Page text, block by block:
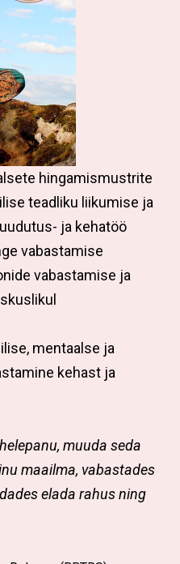
hingamismustrite
teadliku liikumise ja
ja kehatöö
vabastamise
vabastamise ja
mentaalse ja
kehast ja
muuda seda
maailma, vabastades
elada rahus ning